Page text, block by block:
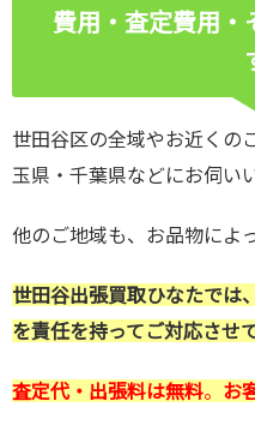
費用・査定費用・
世田谷区の全域やお近くの
玉県・千葉県などにお伺い
他のご地域も、お品物によ
世田谷出張買取ひなたでは
を責任を持ってご対応させ
査定代・出張料は無料。 お